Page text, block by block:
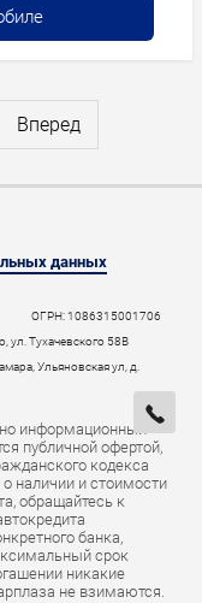
Вперед
данных
ОГРН: 1086315001706
ул. Тухачевского 58В
Ульяновская ул, д.
информационный
публичной офертой,
кодекса
наличии и стоимости
обращайтесь к
банка,
срок
никакие
не взимаются.